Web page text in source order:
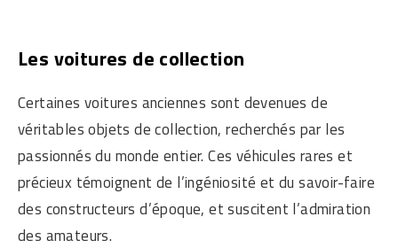
Les voitures de collection
Certaines voitures anciennes sont devenues de
véritables objets de collection, recherchés par les
passionnés du monde entier. Ces véhicules rares et
précieux témoignent de l’ingéniosité et du savoir-faire
des constructeurs d’époque, et suscitent l’admiration
des amateurs.